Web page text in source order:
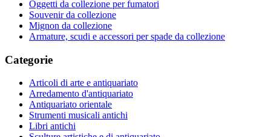
Oggetti da collezione per fumatori
Souvenir da collezione
Mignon da collezione
Armature, scudi e accessori per spade da collezione
Categorie
Articoli di arte e antiquariato
Arredamento d'antiquariato
Antiquariato orientale
Strumenti musicali antichi
Libri antichi